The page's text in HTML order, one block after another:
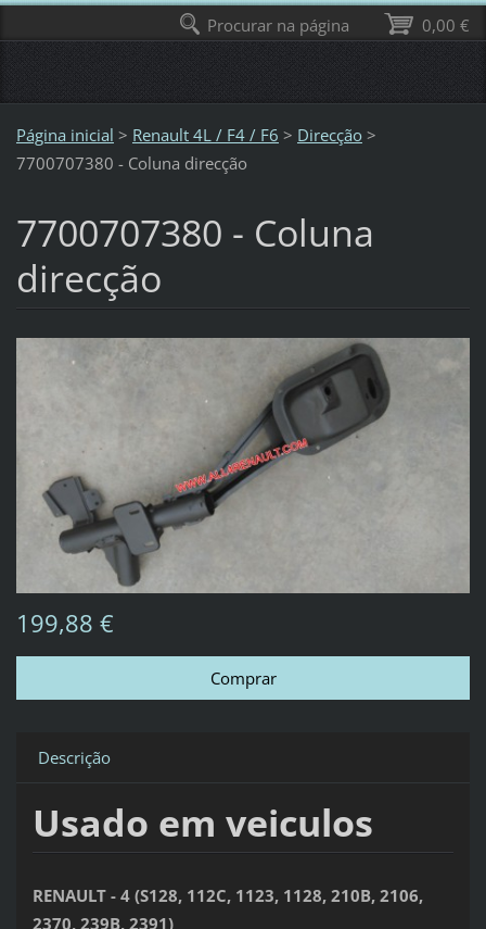
Página inicial > Renault 4L / F4 / F6 > Direcção >
7700707380 - Coluna direcção
7700707380 - Coluna
direcção
199,88 €
Descrição
Usado em veiculos
RENAULT - 4(S128, 112C, 1123, 1128, 210B, 2106,
2370, 239B, 2391)
0,00 €
Procurar na página